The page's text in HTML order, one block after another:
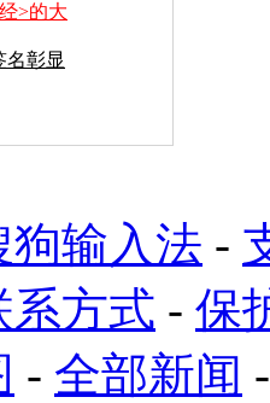
>的大
名彰显
狗输入法 -
系方式 - 保
- 全部新闻